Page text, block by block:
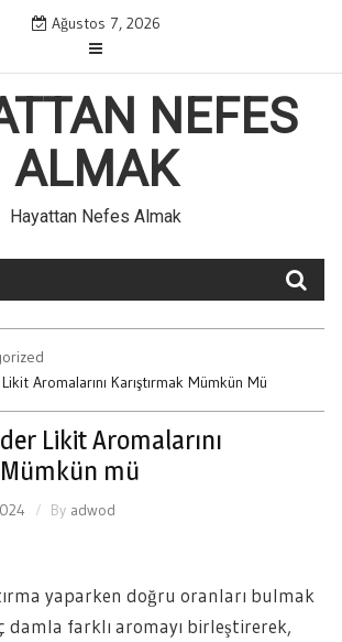
Ağustos 7, 2026
NEFES
ALMAK
Hayattan Nefes Almak
Aromalarını Karıştırmak Mümkün Mü
Likit Aromalarını
Mümkün mü
By adwod
yaparken doğru oranları bulmak
damla farklı aromayı birleştirerek,